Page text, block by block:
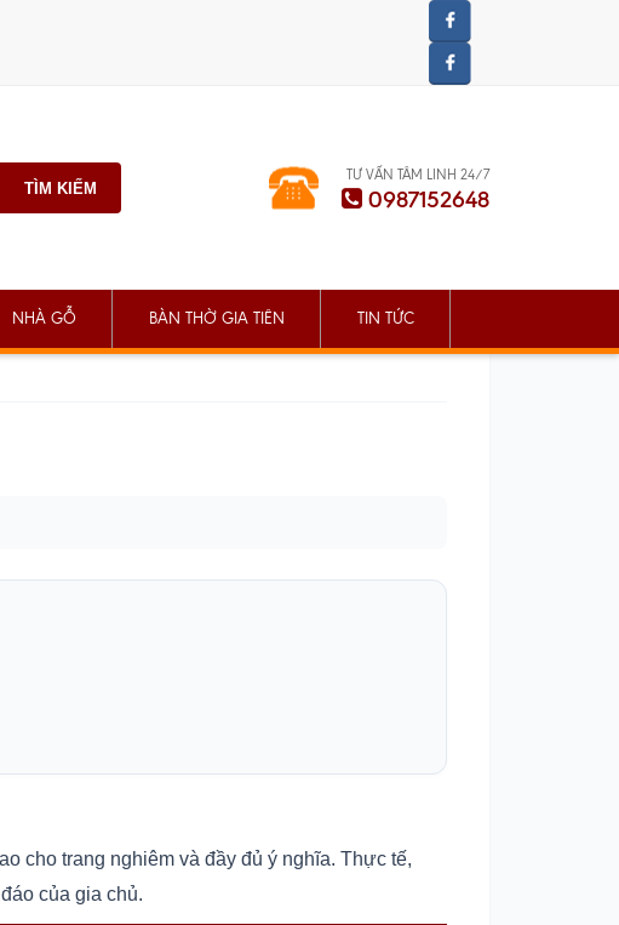
TÌM KIẾM
TƯ VẤN TÂM LINH 24/7
0987152648
NHÀ GỖ BÀN THỜ GIA TIÊN TIN TỨC
cho trang nghiêm và đầy đủ ý nghĩa. Thực tế,
của gia chủ.